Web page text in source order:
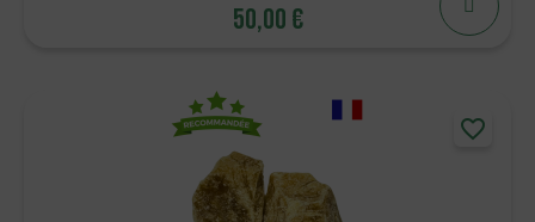
50,00 €
AJOUTER favorite_border